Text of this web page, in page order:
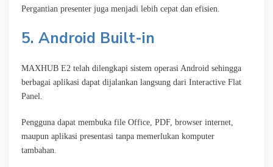
Pergantian presenter juga menjadi lebih cepat dan efisien.
5. Android Built-in
MAXHUB E2 telah dilengkapi sistem operasi Android sehingga
berbagai aplikasi dapat dijalankan langsung dari Interactive Flat
Panel.
Pengguna dapat membuka file Office, PDF, browser internet,
maupun aplikasi presentasi tanpa memerlukan komputer
tambahan.